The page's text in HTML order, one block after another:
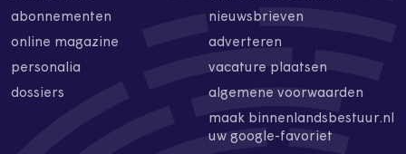
abonnementen
online magazine
personalia
dossiers
nieuwsbrieven
adverteren
vacature plaatsen
algemene voorwaarden
maak binnenlandsbestuur.nl
uw google-favoriet